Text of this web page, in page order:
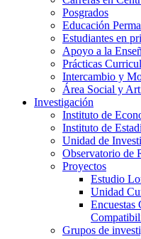
Posgrados
Educación
Estudiantes en
Apoyo a la
Prácticas
Intercambio y
Área Social y
Investigación
Instituto de
Instituto de
Unidad de
Observatorio de
Proyectos
Estudio
Unidad
Encuestas
Grupos de